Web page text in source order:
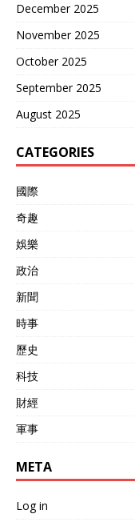
December 2025
November 2025
October 2025
September 2025
August 2025
CATEGORIES
國際
奇趣
娛樂
政治
新聞
時事
歷史
科技
財經
軍事
META
Log in